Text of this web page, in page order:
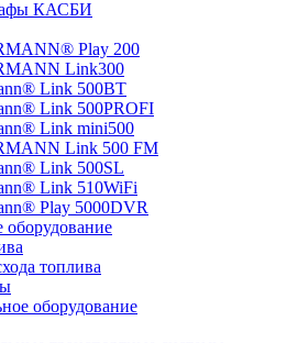
КАСБИ
Play 200
Link300
Link 500BT
Link 500PROFI
Link mini500
Link 500 FM
Link 500SL
Link 510WiFi
Play 5000DVR
топлива
оборудование